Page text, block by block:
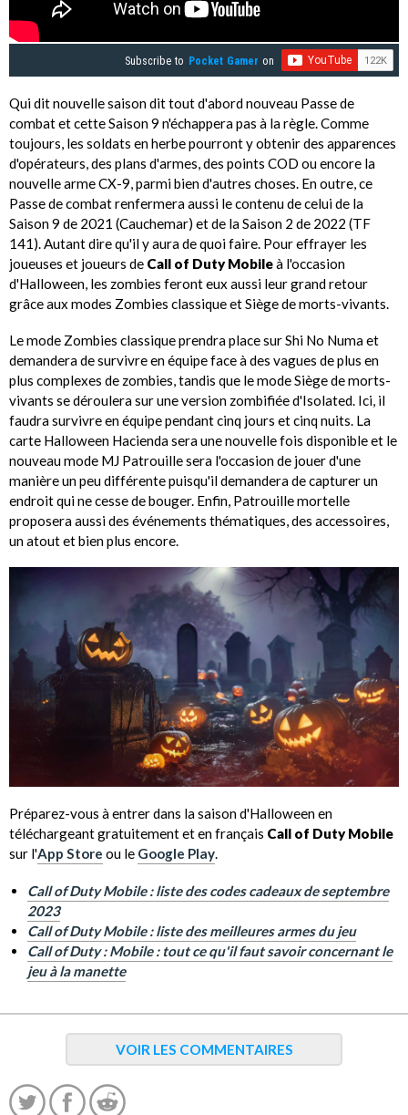
Subscribe to Pocket Gamer on
Qui dit nouvelle saison dit tout d'abord nouveau Passe de
combat et cette Saison 9 n'échappera pas à la règle. Comme
toujours, les soldats en herbe pourront y obtenir des apparences
d'opérateurs, des plans d'armes, des points COD ou encore la
nouvelle arme CX-9, parmi bien d'autres choses. En outre, ce
Passe de combat renfermera aussi le contenu de celui de la
Saison 9 de 2021 (Cauchemar) et de la Saison 2 de 2022 (TF
141). Autant dire qu'il y aura de quoi faire. Pour effrayer les
joueuses et joueurs de Call of Duty Mobileà l'occasion
d'Halloween, les zombies feront eux aussi leur grand retour
grâce aux modes Zombies classique et Siège de morts-vivants.
Le mode Zombies classique prendra place sur Shi No Numa et
demandera de survivre en équipe face à des vagues de plus en
plus complexes de zombies, tandis que le mode Siège de morts-
vivants se déroulera sur une version zombifiée d'Isolated. Ici, il
faudra survivre en équipe pendant cinq jours et cinq nuits. La
carte Halloween Hacienda sera une nouvelle fois disponible et le
nouveau mode MJ Patrouille sera l'occasion de jouer d'une
manière un peu différente puisqu'il demandera de capturer un
endroit qui ne cesse de bouger. Enfin, Patrouille mortelle
proposera aussi des événements thématiques, des accessoires,
un atout et bien plus encore.
Préparez-vous à entrer dans la saison d'Halloween en
téléchargeant gratuitement et en français Call of Duty Mobile
sur l'App Store ou le Google Play.
Call of Duty Mobile : liste des codes cadeaux de septembre
2023
Call of Duty Mobile : liste des meilleures armes du jeu
Call of Duty : Mobile : tout ce qu'il faut savoir concernant le
jeu à la manette
VOIR LES COMMENTAIRES